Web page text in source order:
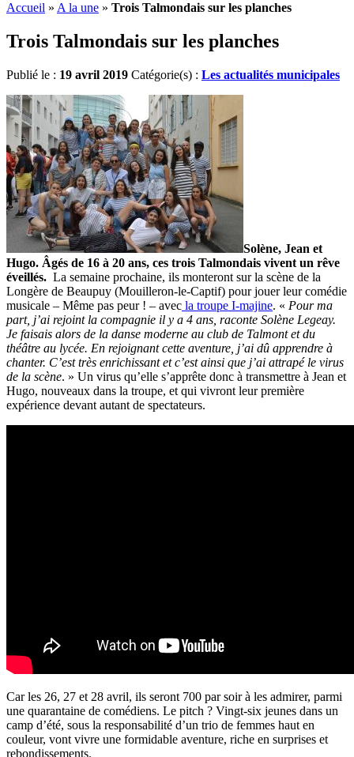
Accueil » A la une » Trois Talmondais sur les planches
Trois Talmondais sur les planches
Publié le : 19 avril 2019 Catégorie(s) : Les actualités municipales
Solène, Jean et
Hugo. Âgés de 16 à 20 ans, ces trois Talmondais vivent un rêve
éveillés. La semaine prochaine, ils monteront sur la scène de la
Longère de Beaupuy (Mouilleron-le-Captif) pour jouer leur comédie
musicale – Même pas peur ! – avec la troupe I-majine. « Pour ma
part, j’ai rejoint la compagnie il y a 4 ans, raconte Solène Legeay.
Je faisais alors de la danse moderne au club de Talmont et du
théâtre au lycée. En rejoignant cette aventure, j’ai dû apprendre à
chanter. C’est très enrichissant et c’est ainsi que j’ai attrapé le virus
de la scène. » Un virus qu’elle s’apprête donc à transmettre à Jean et
Hugo, nouveaux dans la troupe, et qui vivront leur première
expérience devant autant de spectateurs.
Car les 26, 27 et 28 avril, ils seront 700 par soir à les admirer, parmi
une quarantaine de comédiens. Le pitch ? Vingt-six jeunes dans un
camp d’été, sous la responsabilité d’un trio de femmes haut en
couleur, vont vivre une formidable aventure, riche en surprises et
rebondissements.